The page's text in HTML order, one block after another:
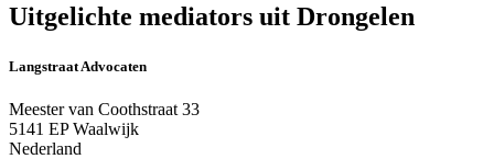
Uitgelichte mediators uit Drongelen
Langstraat Advocaten
Meester van Coothstraat 33
5141 EP Waalwijk
Nederland